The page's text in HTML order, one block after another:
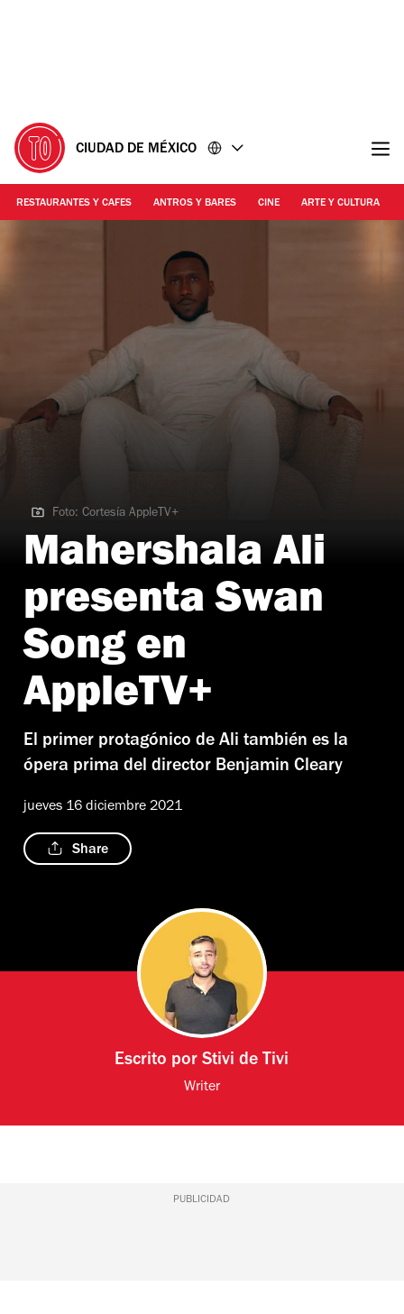
CIUDAD DE MÉXICO
RESTAURANTES Y CAFES ANTROS Y BARES CINE ARTE Y CULTURA
Foto: Cortesía AppleTV+
Foto: Cortesía AppleTV+
Mahershala Ali
presenta Swan
Song en
AppleTV+
El primer protagónico de Ali también es la
ópera prima del director Benjamin Cleary
jueves 16 diciembre 2021
Share
Escrito porStivi de Tivi
Writer
PUBLICIDAD